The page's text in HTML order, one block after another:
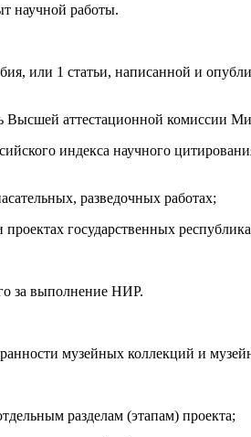
научной работы.
или 1 статьи, написанной и
аттестационной комиссии
индекса научного
разведочных работах;
государственных
за выполнение НИР.
музейных коллекций и
разделам (этапам) проекта;